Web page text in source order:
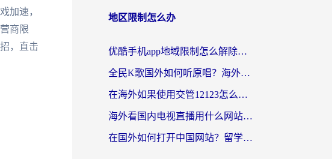
加速，
商限
，直击
地区限制怎么办
优酷手机app地域限制怎么解除？海外党亲测有效的追剧方案
全民K歌国外如何听原唱？海外党亲测有效的回国加速器选择指南
在海外如果使用交管12123怎么处理？留学生亲测有效的回国加速方案
海外看国内电视直播用什么网站比较好？一篇解决你所有追剧难题的实用指南
在国外如何打开中国网站？留学生与海外华人的无缝访问指南